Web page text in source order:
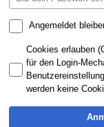
Angemeldet
Cookies erlauben
für den Login-
werden keine